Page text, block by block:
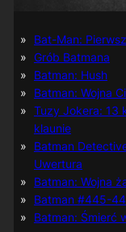
Bat-Man:
Grób Batmana
Batman: Hush
Batman: Wojna
Tuzy Jokera: 13
klaunie
Batman
Uwertura
Batman: Wojna
Batman #445-
Batman: Śmierć